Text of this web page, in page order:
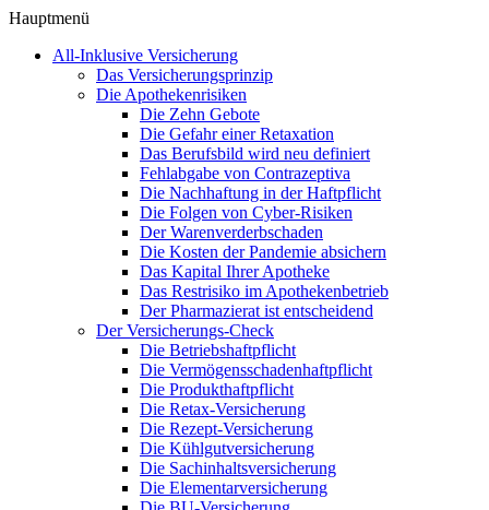
Hauptmenü
All-Inklusive Versicherung
Das Versicherungsprinzip
Die Apothekenrisiken
Die Zehn Gebote
Die Gefahr einer Retaxation
Das Berufsbild wird neu definiert
Fehlabgabe von Contrazeptiva
Die Nachhaftung in der Haftpflicht
Die Folgen von Cyber-Risiken
Der Warenverderbschaden
Die Kosten der Pandemie absichern
Das Kapital Ihrer Apotheke
Das Restrisiko im Apothekenbetrieb
Der Pharmazierat ist entscheidend
Der Versicherungs-Check
Die Betriebshaftpflicht
Die Vermögensschadenhaftpflicht
Die Produkthaftpflicht
Die Retax-Versicherung
Die Rezept-Versicherung
Die Kühlgutversicherung
Die Sachinhaltsversicherung
Die Elementarversicherung